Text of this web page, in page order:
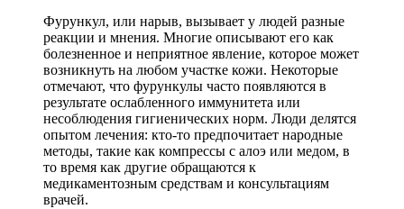
Фурункул, или нарыв, вызывает у людей разные
реакции и мнения. Многие описывают его как
болезненное и неприятное явление, которое может
возникнуть на любом участке кожи. Некоторые
отмечают, что фурункулы часто появляются в
результате ослабленного иммунитета или
несоблюдения гигиенических норм. Люди делятся
опытом лечения: кто-то предпочитает народные
методы, такие как компрессы с алоэ или медом, в
то время как другие обращаются к
медикаментозным средствам и консультациям
врачей.